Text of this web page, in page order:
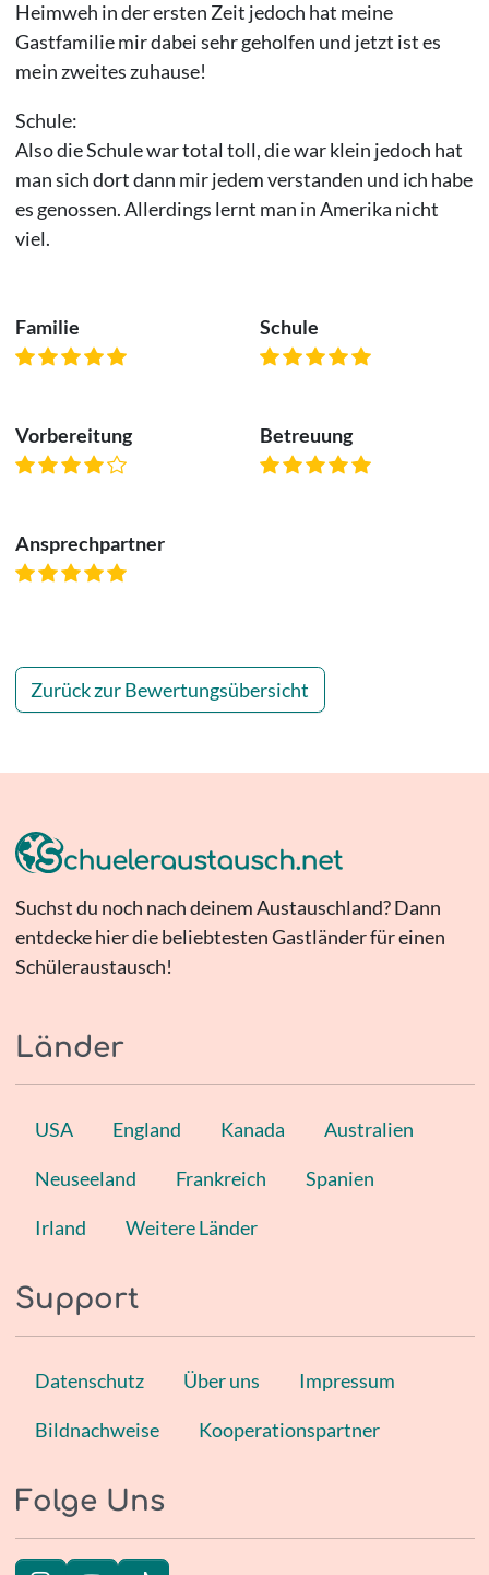
Heimweh in der ersten Zeit jedoch hat meine
Gastfamilie mir dabei sehr geholfen und jetzt ist es
mein zweites zuhause!
Schule:
Also die Schule war total toll, die war klein jedoch hat
man sich dort dann mir jedem verstanden und ich habe
es genossen. Allerdings lernt man in Amerika nicht
viel.
Familie Schule
Vorbereitung Betreuung
Ansprechpartner
Zurück zur Bewertungsübersicht
Suchst du noch nach deinem Austauschland? Dann
entdecke hier die beliebtesten Gastländer für einen
Schüleraustausch!
Länder
USA England Kanada Australien
Neuseeland Frankreich Spanien
Irland Weitere Länder
Support
Datenschutz Über uns Impressum
Bildnachweise Kooperationspartner
Folge Uns